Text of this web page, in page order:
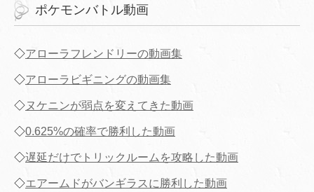
ポケモンバトル動画
◇アローラフレンドリーの動画集
◇アローラビギニングの動画集
◇ヌケニンが弱点を変えてきた動画
◇0.625%の確率で勝利した動画
◇遅延だけでトリックルームを攻略した動画
◇エアームドがバンギラスに勝利した動画